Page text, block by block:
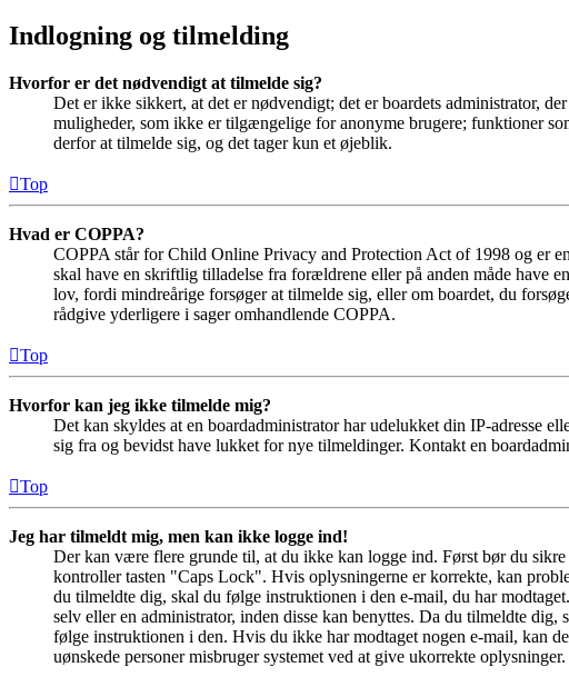
Indlogning og tilmelding
Hvorfor er det nødvendigt at tilmelde sig?
Det er ikke sikkert, at det er nødvendigt; det er boardets administrator,
muligheder, som ikke er tilgængelige for anonyme brugere; funktioner
derfor at tilmelde sig, og det tager kun et øjeblik.
Top
Hvad er COPPA?
COPPA står for Child Online Privacy and Protection Act of 1998 og er
skal have en skriftlig tilladelse fra forældrene eller på anden måde have
lov, fordi mindreårige forsøger at tilmelde sig, eller om boardet, du
rådgive yderligere i sager omhandlende COPPA.
Top
Hvorfor kan jeg ikke tilmelde mig?
Det kan skyldes at en boardadministrator har udelukket din IP-adresse
sig fra og bevidst have lukket for nye tilmeldinger. Kontakt en
Top
Jeg har tilmeldt mig, men kan ikke logge ind!
Der kan være flere grunde til, at du ikke kan logge ind. Først bør du
kontroller tasten "Caps Lock". Hvis oplysningerne er korrekte, kan
du tilmeldte dig, skal du følge instruktionen i den e-mail, du har
selv eller en administrator, inden disse kan benyttes. Da du tilmeldte
følge instruktionen i den. Hvis du ikke har modtaget nogen e-mail, kan
uønskede personer misbruger systemet ved at give ukorrekte